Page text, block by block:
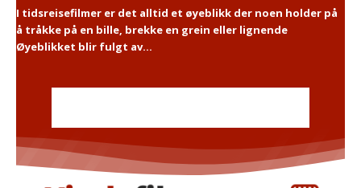
I tidsreisefilmer er det alltid et øyeblikk der noen holder på
å tråkke på en bille, brekke en grein eller lignende
Øyeblikket blir fulgt av...